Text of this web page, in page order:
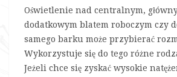
Oświetlenie nad centralnym,
dodatkowym blatem roboczym czy
samego barku może przybierać
Wykorzystuje się do tego różne
Jeżeli chce się zyskać wysokie